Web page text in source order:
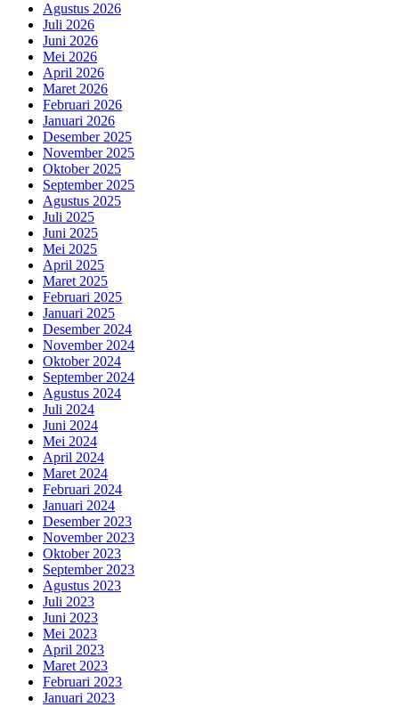
Agustus 2026
Juli 2026
Juni 2026
Mei 2026
April 2026
Maret 2026
Februari 2026
Januari 2026
Desember 2025
November 2025
Oktober 2025
September 2025
Agustus 2025
Juli 2025
Juni 2025
Mei 2025
April 2025
Maret 2025
Februari 2025
Januari 2025
Desember 2024
November 2024
Oktober 2024
September 2024
Agustus 2024
Juli 2024
Juni 2024
Mei 2024
April 2024
Maret 2024
Februari 2024
Januari 2024
Desember 2023
November 2023
Oktober 2023
September 2023
Agustus 2023
Juli 2023
Juni 2023
Mei 2023
April 2023
Maret 2023
Februari 2023
Januari 2023